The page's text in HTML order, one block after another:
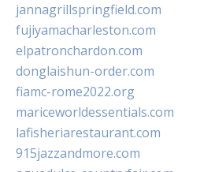
jannagrillspringfield.com
fujiyamacharleston.com
elpatronchardon.com
donglaishun-order.com
fiamc-rome2022.org
mariceworldessentials.com
lafisheriarestaurant.com
915jazzandmore.com